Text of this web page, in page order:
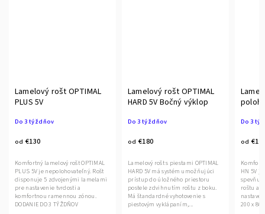
Lamelový rošt OPTIMAL
PLUS 5V
Do 3 týždňov
od €130
Komfortný lamelový rošt OPTIMAL
PLUS 5V je nepolohovateľný. Rošt
disponuje 5 zdvojenými lamelami
pre nastavenie tvrdosti a
komfortnou ramennou zónou.
DODANIE DO 3 TÝŽDŇOV
Lamelový rošt OPTIMAL
HARD 5V Bočný výklop
Do 3 týždňov
od €180
Lamelový rošt s piestami OPTIMAL
HARD 5V má systém umožňujúci
prístup do úložného priestoru
postele zdvihnutím roštu z boku.
Má štandardné vyhotovenie s
piestovým vyklápaním,...
Do 3
od
HN 5V
roštu a
nastavenie
200 x